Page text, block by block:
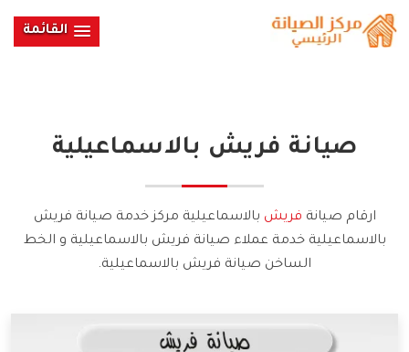
القائمة
صيانة فريش بالاسماعيلية
ارقام صيانة فريش بالاسماعيلية مركز خدمة صيانة فريش
بالاسماعيلية خدمة عملاء صيانة فريش بالاسماعيلية و الخط
الساخن صيانة فريش بالاسماعيلية.